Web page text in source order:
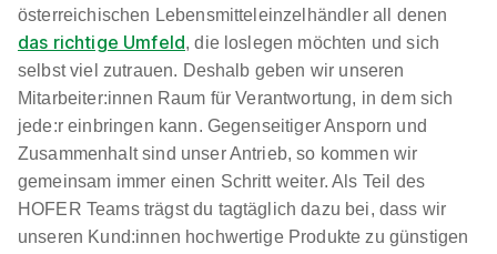
4600 Wels
Neu
österreichischen Lebensmitteleinzelhändler all denen
das richtige Umfeld, die loslegen möchten und sich
selbst viel zutrauen. Deshalb geben wir unseren
Mitarbeiter:innen Raum für Verantwortung, in dem sich
jede:r einbringen kann. Gegenseitiger Ansporn und
Zusammenhalt sind unser Antrieb, so kommen wir
gemeinsam immer einen Schritt weiter. Als Teil des
HOFER Teams trägst du tagtäglich dazu bei, dass wir
unseren Kund:innen hochwertige Produkte zu günstigen